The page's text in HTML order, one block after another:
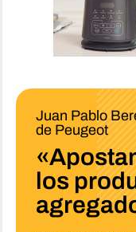
Juan Pablo
de Peugeot
los